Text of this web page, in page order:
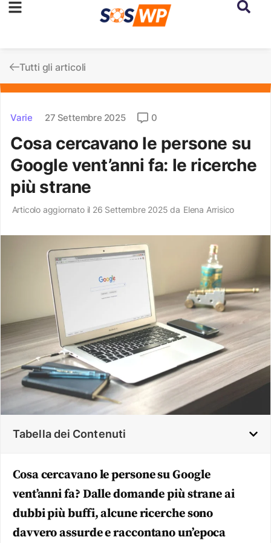
Tutti gli articoli
Varie 27 Settembre 2025 0
Cosa cercavano le persone su
Google vent’anni fa: le ricerche
più strane
Articolo aggiornato il 26 Settembre 2025 da Elena Arrisico
Tabella dei Contenuti
Cosa cercavano le persone su Google
vent’anni fa? Dalle domande più strane ai
dubbi più buffi, alcune ricerche sono
davvero assurde e raccontano un’epoca